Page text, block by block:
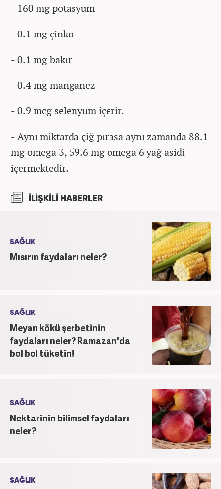
- 160 mg potasyum
- 0.1 mg çinko
- 0.1 mg bakır
- 0.4 mg manganez
- 0.9 mcg selenyum içerir.
- Aynı miktarda çiğ pırasa aynı zamanda 88.1
mg omega 3, 59.6 mg omega 6 yağ asidi
içermektedir.
İLİŞKİLİ HABERLER
SAĞLIK
Mısırın faydaları neler?
SAĞLIK
Meyan kökü şerbetinin
faydaları neler? Ramazan'da
bol bol tüketin!
SAĞLIK
Nektarinin bilimsel faydaları
neler?
SAĞLIK